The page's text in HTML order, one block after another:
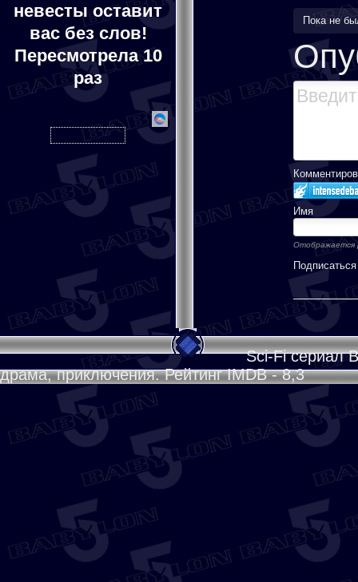
невесты оставит
вас без слов!
Пересмотрела 10
раз
Пока не
Имя
Отображается
Sci-Fi сериал
драма, приключения. Рейтинг IMDB - 8,3